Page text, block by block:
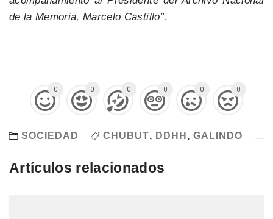
de la Memoria, Marcelo Castillo”.
0 0 0 0 0 0
SOCIEDAD CHUBUT, DDHH , GALINDO
Artículos relacionados